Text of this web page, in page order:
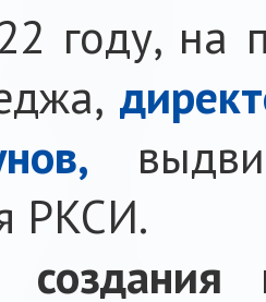
году, на
РКСИ.
создания